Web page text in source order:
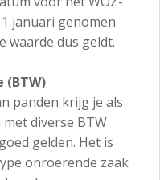
januari genomen
waarde dus geldt.
(BTW)
panden krijg je als
diverse BTW
gelden. Het is
onroerende zaak